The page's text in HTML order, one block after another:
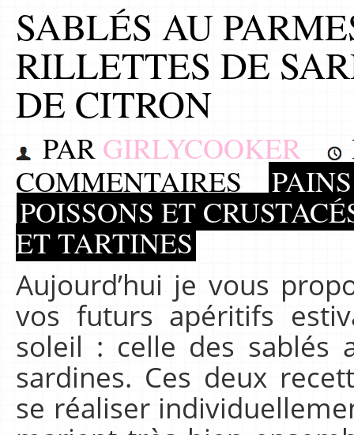
SABLÉS AU
RILLETTES DE
DE CITRON
PAR GIRLYCOOKER
COMMENTAIRES
POISSONS ET
ET TARTINES
Aujourd’hui je vous
vos futurs apéritifs
soleil : celle des sablés
sardines. Ces deux
se réaliser